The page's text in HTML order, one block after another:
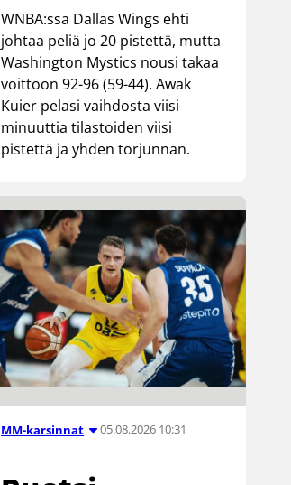
WNBA:ssa Dallas Wings ehti
johtaa peliä jo 20 pistettä, mutta
Washington Mystics nousi takaa
voittoon 92-96 (59-44). Awak
Kuier pelasi vaihdosta viisi
minuuttia tilastoiden viisi
pistettä ja yhden torjunnan.
MM-karsinnat 05.08.2026 10:31